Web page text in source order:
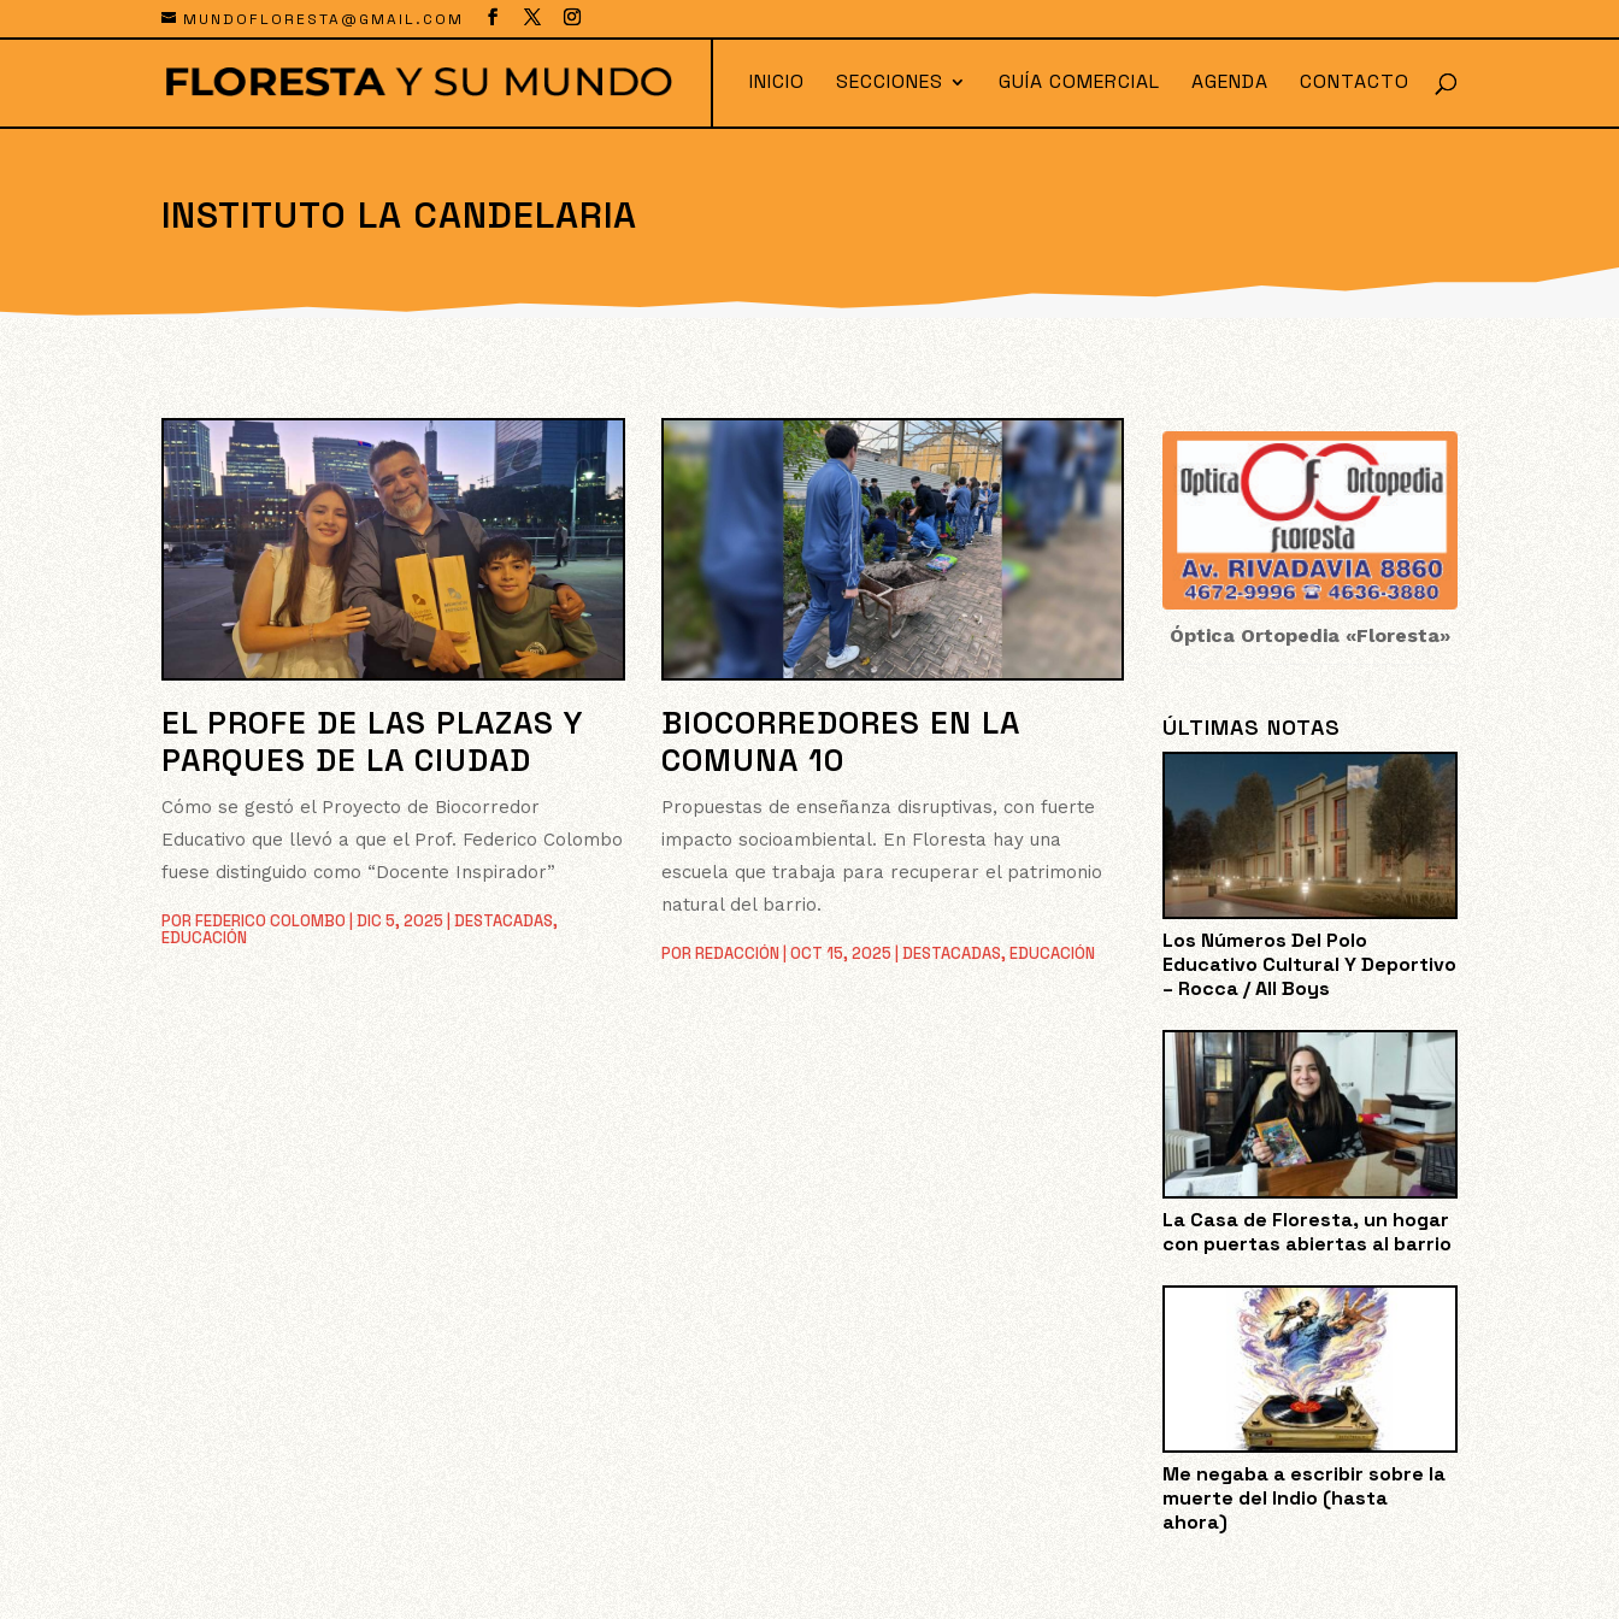
MUNDOFLORESTA@GMAIL.COM
INICIO SECCIONES GUÍA COMERCIAL AGENDA CONTACTO
INSTITUTO LA CANDELARIA
EL PROFE DE LAS PLAZAS Y
PARQUES DE LA CIUDAD
PORFEDERICO COLOMBO |DIC 5, 2025 |DESTACADAS,
EDUCACIÓN
Cómo se gestó el Proyecto de Biocorredor
Educativo que llevó a que el Prof. Federico Colombo
fuese distinguido como “Docente Inspirador”
BIOCORREDORES EN LA
COMUNA 10
PORREDACCIÓN| OCT 15, 2025 DESTACADAS,EDUCACIÓN
Propuestas de enseñanza disruptivas, con fuerte
impacto socioambiental. En Floresta hay una
escuela que trabaja para recuperar el patrimonio
natural del barrio.
Óptica Ortopedia «Floresta»
ÚLTIMAS NOTAS
Los Números Del Polo
Educativo Cultural Y Deportivo
– Rocca / All Boys
La Casa de Floresta, un hogar
con puertas abiertas al barrio
Me negaba a escribir sobre la
muerte del Indio (hasta
ahora)